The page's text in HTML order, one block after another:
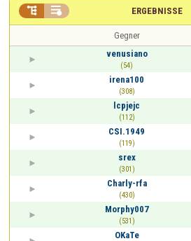
ERGEBNISSE
 
Gegner
venusiano
(54)
irena100
(308)
lcpjejc
(112)
CSI.1949
(119)
srex
(301)
Charly-rfa
(430)
Morphy007
(531)
OKaTe